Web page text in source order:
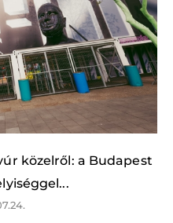
közelről: a Budapest